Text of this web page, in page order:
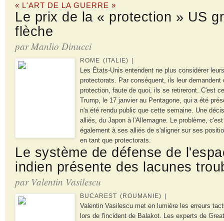
« L'ART DE LA GUERRE »
Le prix de la « protection » US
flèche
par Manlio Dinucci
ROME (ITALIE) |
Les États-Unis entendent ne plus considérer
protectorats. Par conséquent, ils leur demandent
protection, faute de quoi, ils se retireront. C'est
Trump, le 17 janvier au Pentagone, qui a été
n'a été rendu public que cette semaine. Une
alliés, du Japon à l'Allemagne. Le problème,
également à ses alliés de s'aligner sur ses
en tant que protectorats.
Le système de défense de
indien présente des lacunes
par Valentin Vasilescu
BUCAREST (ROUMANIE) |
Valentin Vasilescu met en lumière les erreurs
lors de l'incident de Balakot. Les experts de